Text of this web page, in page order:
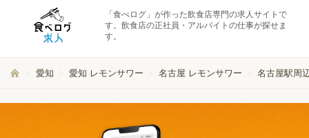
「食べログ」が作った飲食店専門の求人サイトで
す。飲食店の正社員・アルバイトの仕事が探せま
す。
愛知 愛知 レモンサワー 名古屋 レモンサワー 名古屋駅周